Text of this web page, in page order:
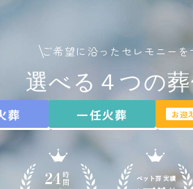
自宅までお迎え
ご希望に沿ったセレモニー
選べる４つの
葬 一任火葬 お迎